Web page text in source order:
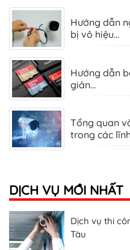
Hướng dẫn
bị vô hiệu...
Hướng dẫn
giản...
Tổng quan
trong các
DỊCH VỤ MỚI NHẤT
Đơn vị thi
Tàu